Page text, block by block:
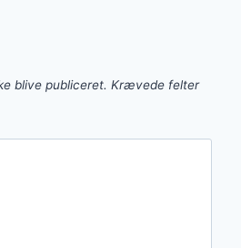
blive publiceret. Krævede felter